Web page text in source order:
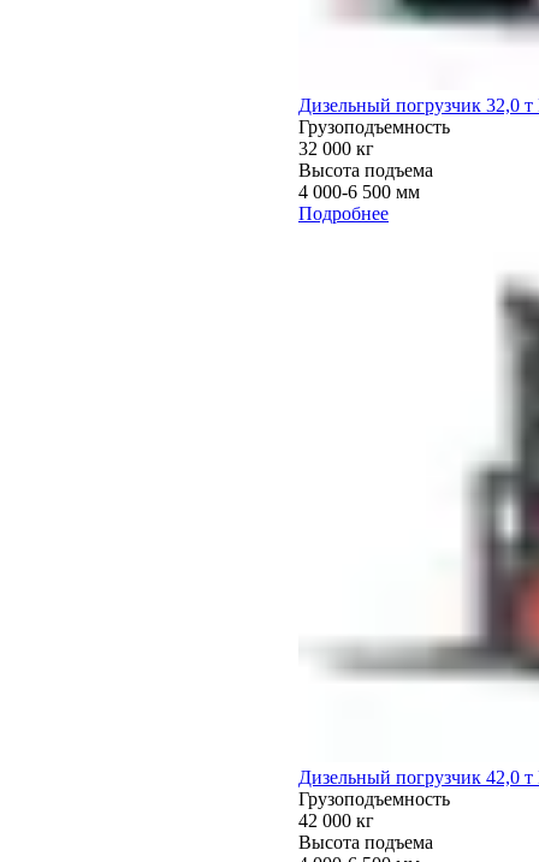
Дизельный погрузчик 32,0
Грузоподъемность
32 000 кг
Высота подъема
4 000-6 500 мм
Подробнее
Дизельный погрузчик 42,0
Грузоподъемность
42 000 кг
Высота подъема